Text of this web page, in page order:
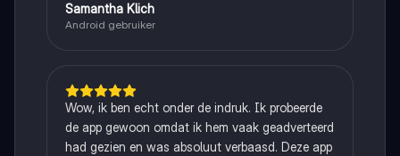
Samantha Klich
Android gebruiker
Wow, ik ben echt onder de indruk. Ik probeerde
de app gewoon omdat ik hem vaak geadverteerd
had gezien en was absoluut verbaasd. Deze app